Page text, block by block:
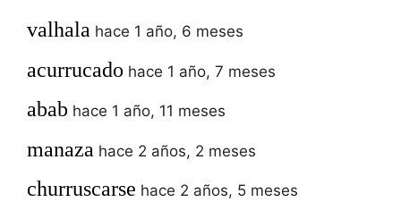
valhala hace 1 año, 6 meses
acurrucado hace 1 año, 7 meses
abab hace 1 año, 11 meses
manaza hace 2 años, 2 meses
churruscarse hace 2 años, 5 meses